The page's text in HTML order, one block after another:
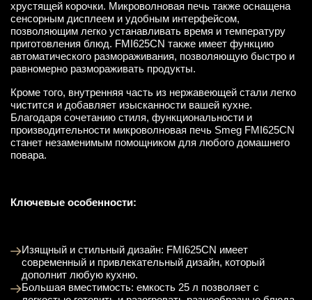
хрустящей корочки. Микроволновая печь также оснащена
сенсорным дисплеем и удобным интерфейсом,
позволяющим легко устанавливать время и температуру
приготовления блюд. FMI625CN также имеет функцию
автоматического размораживания, позволяющую быстро и
равномерно размораживать продукты.
Кроме того, внутренняя часть из нержавеющей стали легко
чистится и добавляет изысканности вашей кухне.
Благодаря сочетанию стиля, функциональности и
производительности микроволновая печь Smeg FMI625CN
станет незаменимым помощником для любого домашнего
повара.
Ключевые особенности:
Изящный и стильный дизайн: FMI625CN имеет
современный и привлекательный дизайн, который
дополнит любую кухню.
Большая вместимость: емкость 25 л позволяет с